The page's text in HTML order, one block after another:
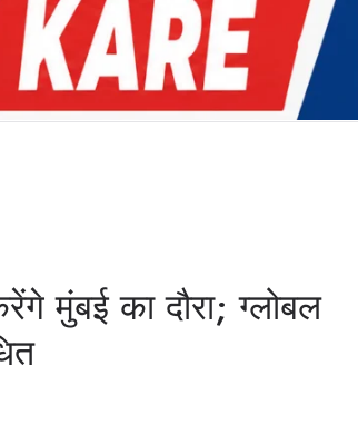
मुंबई का दौरा; ग्लोबल